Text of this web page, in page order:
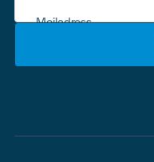
Mejladress